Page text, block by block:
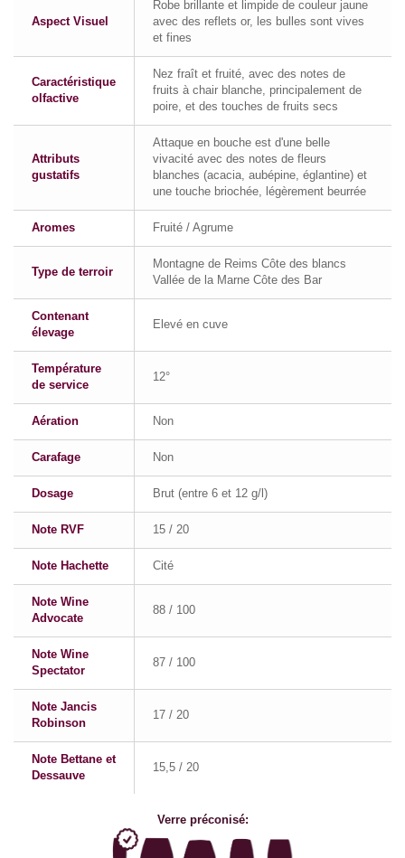
Aspect Visuel
Robe brillante et limpide de couleur jaune
avec des reflets or, les bulles sont vives
et fines
Caractéristique
olfactive
Nez fraît et fruité, avec des notes de
fruits à chair blanche, principalement de
poire, et des touches de fruits secs
Attributs
gustatifs
Attaque en bouche est d'une belle
vivacité avec des notes de fleurs
blanches (acacia, aubépine, églantine) et
une touche briochée, légèrement beurrée
Aromes Fruité / Agrume
Type de terroir
Montagne de Reims Côte des blancs
Vallée de la Marne Côte des Bar
Contenant
élevage
Elevé en cuve
Température
de service
12°
Aération Non
Carafage Non
Dosage Brut (entre 6 et 12 g/l)
Note RVF 15 / 20
Note Hachette Cité
Note Wine
Advocate
88 / 100
Note Wine
Spectator
87 / 100
Note Jancis
Robinson
17 / 20
Note Bettane et
Dessauve
15,5 / 20
Verre préconisé: